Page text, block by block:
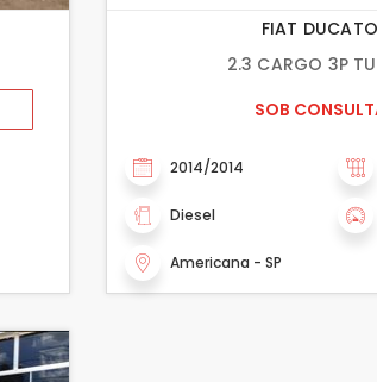
FIAT DUCATO
2.3 CARGO 3P
SOB
2014/2014
Diesel
Americana - SP